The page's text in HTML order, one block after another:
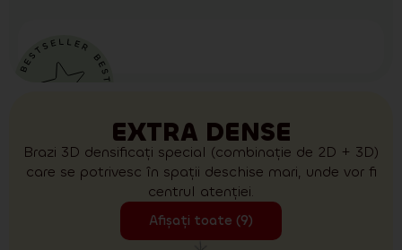
EXTRA DENSE
Brazi 3D densificați special (combinație de 2D + 3D)
care se potrivesc în spații deschise mari, unde vor fi
centrul atenției.
Afișați toate (9)